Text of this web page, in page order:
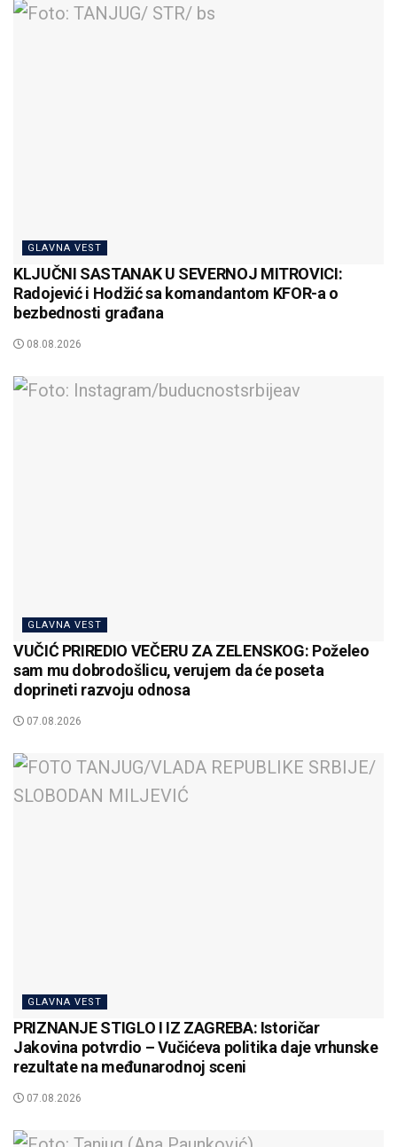
GLAVNA VEST
KLJUČNI SASTANAK U SEVERNOJ MITROVICI:
Radojević i Hodžić sa komandantom KFOR-a o
bezbednosti građana
08.08.2026
GLAVNA VEST
VUČIĆ PRIREDIO VEČERU ZA ZELENSKOG: Poželeo
sam mu dobrodošlicu, verujem da će poseta
doprineti razvoju odnosa
07.08.2026
GLAVNA VEST
PRIZNANJE STIGLO I IZ ZAGREBA: Istoričar
Jakovina potvrdio – Vučićeva politika daje vrhunske
rezultate na međunarodnoj sceni
07.08.2026